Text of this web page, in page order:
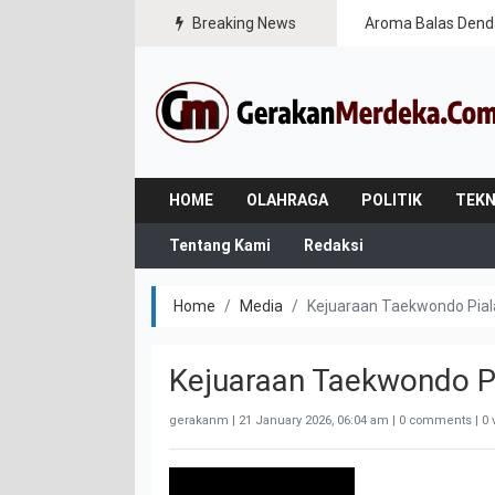
Breaking News Aroma Balas
HOME OLAHRAGA POLITIK
Tentang Kami Redaksi
Home Media Kejuaraan Taekwondo
Kejuaraan Taekwondo
gerakanm | 21 January 2026, 06:04 am | 0 comments | 0